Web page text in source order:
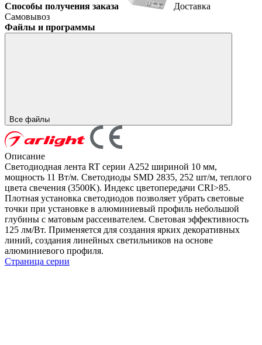
Способы получения заказа
Доставка
Самовывоз
Файлы и программы
Все файлы
Описание
Светодиодная лента RT серии A252 шириной 10 мм,
мощность 11 Вт/м. Светодиоды SMD 2835, 252 шт/м, теплого
цвета свечения (3500K). Индекс цветопередачи CRI>85.
Плотная установка светодиодов позволяет убрать световые
точки при установке в алюминиевый профиль небольшой
глубины с матовым рассеивателем. Световая эффективность
125 лм/Вт. Применяется для создания ярких декоративных
линий, создания линейных светильников на основе
алюминиевого профиля.
Страница серии